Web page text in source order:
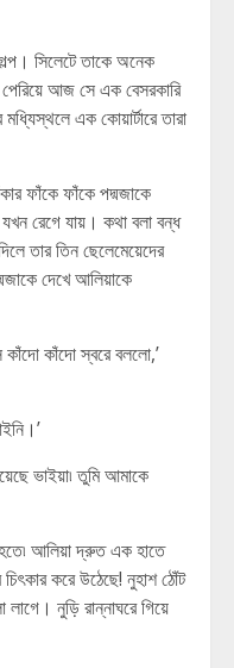
সিলেটে তাকে অনেক
আজ সে এক বেসরকারি
এক কোয়ার্টারে তারা
ফাঁকে ফাঁকে পদ্মজাকে
রেগে যায়। কথা বলা বন্ধ
তার তিন ছেলেমেয়েদের
দেখে আলিয়াকে
কাঁদো স্বরে বললো,’
ভাইয়া৷ তুমি আমাকে
আলিয়া দ্রুত এক হাতে
করে উঠেছে! নুহাশ ঠোঁট
নুড়ি রান্নাঘরে গিয়ে